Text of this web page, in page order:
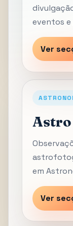
eventos
Ver
Astro
em
Ver